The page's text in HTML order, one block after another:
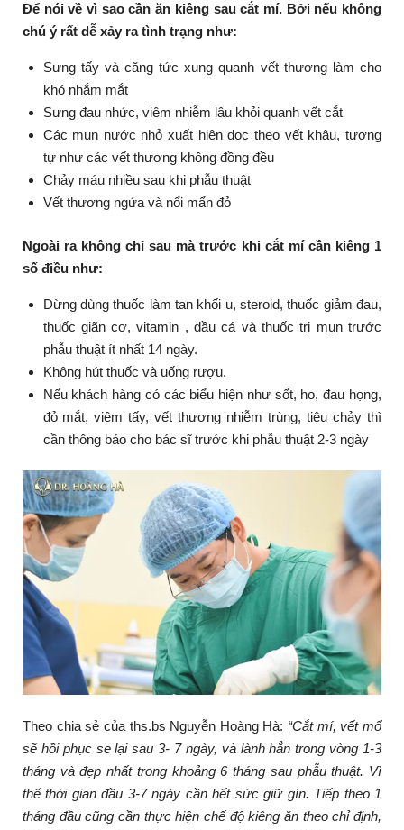
Để nói về vì sao cần ăn kiêng sau cắt mí. Bởi nếu không
chú ý rất dễ xảy ra tình trạng như:
Sưng tấy và căng tức xung quanh vết thương làm cho
khó nhắm mắt
Sưng đau nhức, viêm nhiễm lâu khỏi quanh vết cắt
Các mụn nước nhỏ xuất hiện dọc theo vết khâu, tương
tự như các vết thương không đồng đều
Chảy máu nhiều sau khi phẫu thuật
Vết thương ngứa và nổi mẩn đỏ
Ngoài ra không chỉ sau mà trước khi cắt mí cần kiêng 1
số điều như:
Dừng dùng thuốc làm tan khối u, steroid, thuốc giảm đau,
thuốc giãn cơ, vitamin , dầu cá và thuốc trị mụn trước
phẫu thuật ít nhất 14 ngày.
Không hút thuốc và uống rượu.
Nếu khách hàng có các biểu hiện như sốt, ho, đau họng,
đỏ mắt, viêm tấy, vết thương nhiễm trùng, tiêu chảy thì
cần thông báo cho bác sĩ trước khi phẫu thuật 2-3 ngày
Theo chia sẻ của ths.bs Nguyễn Hoàng Hà: “Cắt mí, vết mổ
sẽ hồi phục se lại sau 3- 7 ngày, và lành hẳn trong vòng 1-3
tháng và đẹp nhất trong khoảng 6 tháng sau phẫu thuật. Vì
thế thời gian đầu 3-7 ngày cần hết sức giữ gìn. Tiếp theo 1
tháng đầu cũng cần thực hiện chế độ kiêng ăn theo chỉ định,